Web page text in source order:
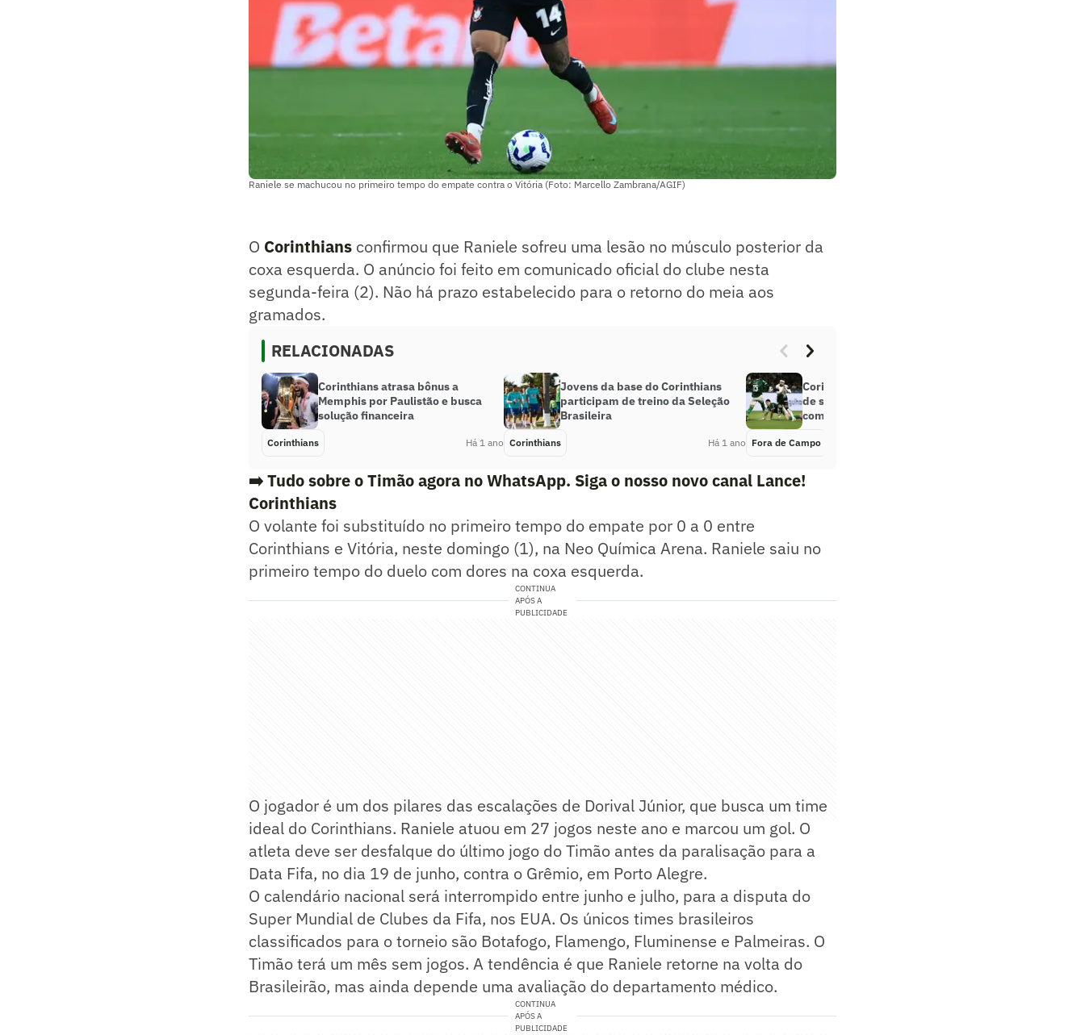
Raniele se machucou no primeiro tempo do empate contra o Vitória (Foto: Marcello Zambrana/AGIF)
O Corinthians confirmou que Raniele sofreu uma lesão no músculo posterior da
coxa esquerda. O anúncio foi feito em comunicado oficial do clube nesta
segunda-feira (2). Não há prazo estabelecido para o retorno do meia aos
gramados.
RELACIONADAS
Corinthians atrasa bônus a
Memphis por Paulistão e busca
solução financeira
Corinthians Há 1 ano
Jovens da base do Corinthians
participam de treino da Seleção
Brasileira
Corinthians Há 1 ano
Corinthians x Palmeiras: resultado
de sorteio da Copa do Brasil
comove web
Fora de Campo
➡️ Tudo sobre o Timão agora no WhatsApp. Siga o nosso novo canal Lance!
Corinthians
O volante foi substituído no primeiro tempo do empate por 0 a 0 entre
Corinthians e Vitória, neste domingo (1), na Neo Química Arena. Raniele saiu no
primeiro tempo do duelo com dores na coxa esquerda.
CONTINUA
APÓS A
PUBLICIDADE
O jogador é um dos pilares das escalações de Dorival Júnior, que busca um time
ideal do Corinthians. Raniele atuou em 27 jogos neste ano e marcou um gol. O
atleta deve ser desfalque do último jogo do Timão antes da paralisação para a
Data Fifa, no dia 19 de junho, contra o Grêmio, em Porto Alegre.
O calendário nacional será interrompido entre junho e julho, para a disputa do
Super Mundial de Clubes da Fifa, nos EUA. Os únicos times brasileiros
classificados para o torneio são Botafogo, Flamengo, Fluminense e Palmeiras. O
Timão terá um mês sem jogos. A tendência é que Raniele retorne na volta do
Brasileirão, mas ainda depende uma avaliação do departamento médico.
CONTINUA
APÓS A
PUBLICIDADE